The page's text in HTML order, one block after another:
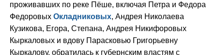
проживавших по реке Пёше, включая Петра и Федора
Федоровых Окладниковых, Андрея Николаева
Кузикова, Егора, Степана, Андрея Никифоровых
Кыркаловых и вдову Парасковью Григорьевну
Кыркалову, обратилась к губернским властям с